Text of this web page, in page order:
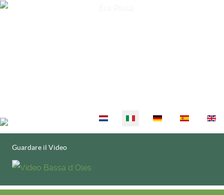
Seleziona la tua lingua
Guardare il Video